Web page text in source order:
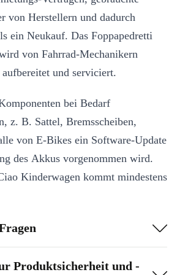
von Herstellern und dadurch
ein Neukauf. Das Foppapedretti
von Fahrrad-Mechanikern
und serviciert.
bei Bedarf
z. B. Sattel, Bremsscheiben,
von E-Bikes ein Software-Update
des Akkus vorgenommen wird.
Kinderwagen kommt mindestens
Rückgaberecht sowie einer 1-
Produktsicherheit und -